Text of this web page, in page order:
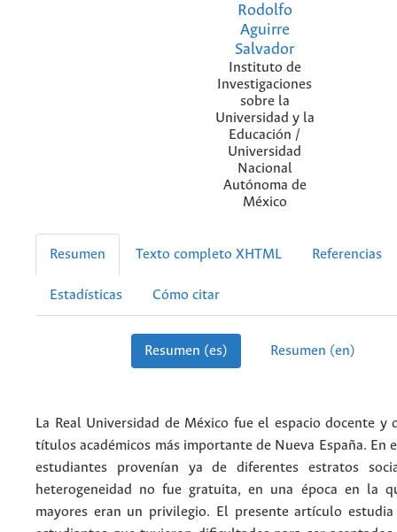
Rodolfo
Aguirre
Salvador
Instituto de
Investigaciones
sobre la
Universidad y la
Educación /
Universidad
Nacional
Autónoma de
México
Resumen Texto completo XHTML Referencias
Estadísticas Cómo citar
Resumen (es) Resumen (en)
La Real Universidad de México fue el espacio docente y
títulos académicos más importante de Nueva España. En
estudiantes provenían ya de diferentes estratos
heterogeneidad no fue gratuita, en una época en la
mayores eran un privilegio. El presente artículo